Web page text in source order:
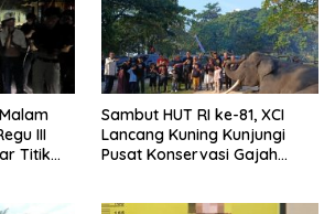
III
Titik
Sambut HUT RI ke-81, XCI
Lancang Kuning Kunjungi
Pusat Konservasi Gajah